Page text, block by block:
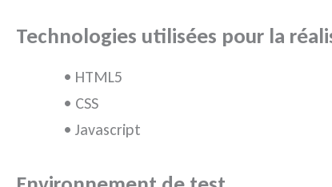
Technologies utilisées pour la
• HTML5
• CSS
• Javascript